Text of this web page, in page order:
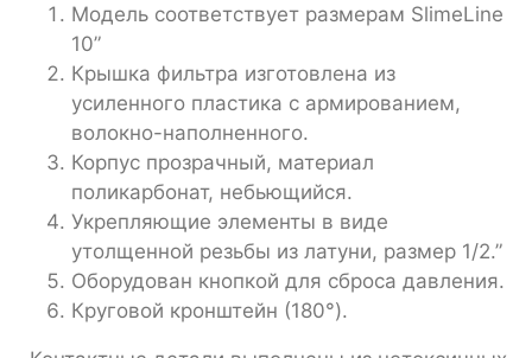
Модель соответствует размерам SlimeLine
10”
Крышка фильтра изготовлена из
усиленного пластика с армированием,
волокно-наполненного.
Корпус прозрачный, материал
поликарбонат, небьющийся.
Укрепляющие элементы в виде
утолщенной резьбы из латуни, размер 1/2.”
Оборудован кнопкой для сброса давления.
Круговой кронштейн (180°).